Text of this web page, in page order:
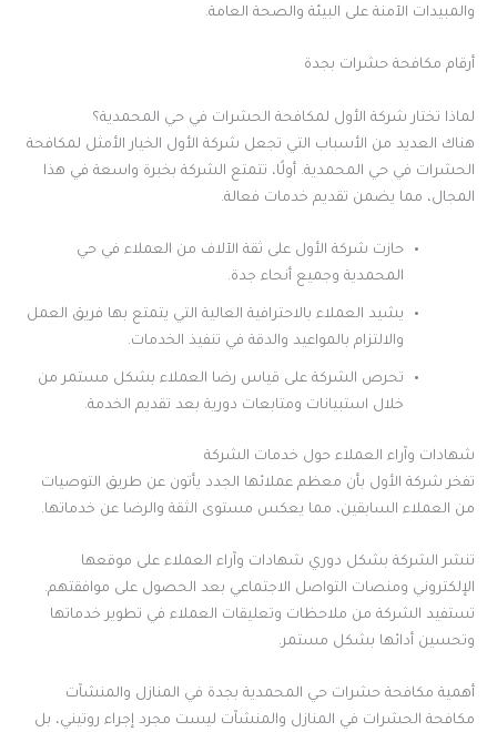
والمبيدات الآمنة على البيئة والصحة العامة.
أرقام مكافحة حشرات بجدة
لماذا تختار شركة الأول لمكافحة الحشرات في حي المحمدية؟
هناك العديد من الأسباب التي تجعل شركة الأول الخيار الأمثل لمكافحة
الحشرات في حي المحمدية. أولًا، تتمتع الشركة بخبرة واسعة في هذا
المجال، مما يضمن تقديم خدمات فعالة.
حازت شركة الأول على ثقة الآلاف من العملاء في حي
المحمدية وجميع أنحاء جدة.
يشيد العملاء بالاحترافية العالية التي يتمتع بها فريق العمل
والالتزام بالمواعيد والدقة في تنفيذ الخدمات.
تحرص الشركة على قياس رضا العملاء بشكل مستمر من
خلال استبيانات ومتابعات دورية بعد تقديم الخدمة.
شهادات وآراء العملاء حول خدمات الشركة
تفخر شركة الأول بأن معظم عملائها الجدد يأتون عن طريق التوصيات
من العملاء السابقين، مما يعكس مستوى الثقة والرضا عن خدماتها.
تنشر الشركة بشكل دوري شهادات وآراء العملاء على موقعها
الإلكتروني ومنصات التواصل الاجتماعي بعد الحصول على موافقتهم.
تستفيد الشركة من ملاحظات وتعليقات العملاء في تطوير خدماتها
وتحسين أدائها بشكل مستمر.
أهمية مكافحة حشرات حي المحمدية بجدة في المنازل والمنشآت
مكافحة الحشرات في المنازل والمنشآت ليست مجرد إجراء روتيني، بل